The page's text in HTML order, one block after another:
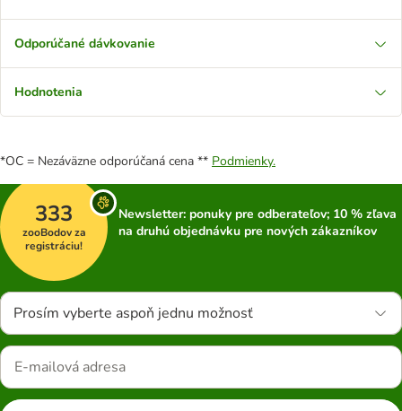
Odporúčané dávkovanie
Hodnotenia
*OC = Nezáväzne odporúčaná cena ** Podmienky.
333
zooBodov za
registráciu!
Newsletter: ponuky pre odberateľov; 10 % zľava
na druhú objednávku pre nových zákazníkov
Prosím vyberte aspoň jednu možnosť